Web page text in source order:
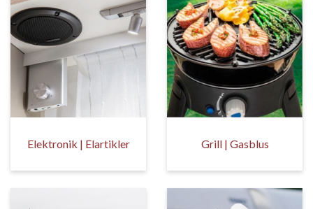
Elektronik | Elartikler Grill | Gasblus